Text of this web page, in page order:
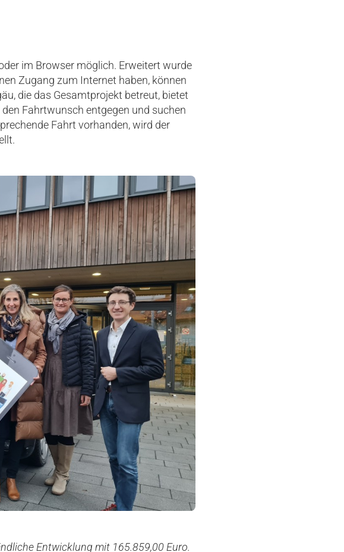
im Browser möglich. Erweitert wurde
Zugang zum Internet haben, können
die das Gesamtprojekt betreut, bietet
Fahrtwunsch entgegen und suchen
Fahrt vorhanden, wird der
Entwicklung mit 165.859,00 Euro.